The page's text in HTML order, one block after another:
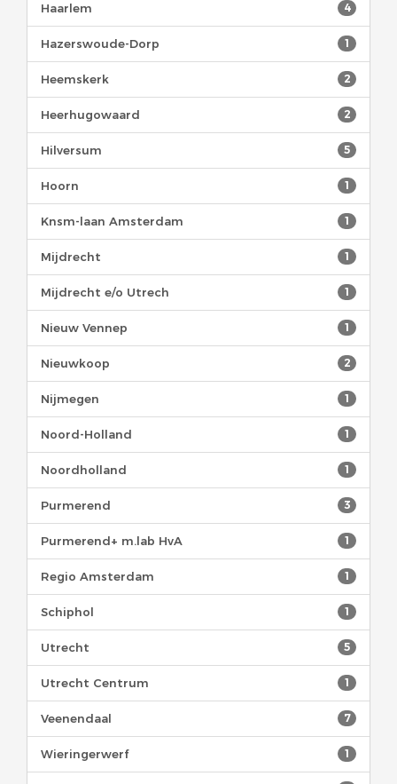
4
Haarlem
1
Hazerswoude-Dorp
2
Heemskerk
2
Heerhugowaard
5
Hilversum
1
Hoorn
1
Knsm-laan Amsterdam
1
Mijdrecht
1
Mijdrecht e/o Utrech
1
Nieuw Vennep
2
Nieuwkoop
1
Nijmegen
1
Noord-Holland
1
Noordholland
3
Purmerend
1
Purmerend+ m.lab HvA
1
Regio Amsterdam
1
Schiphol
5
Utrecht
1
Utrecht Centrum
7
Veenendaal
1
Wieringerwerf